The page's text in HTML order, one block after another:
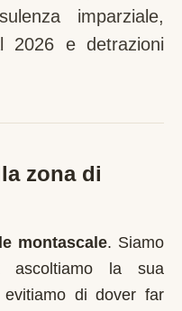
imparziale,
2026 e detrazioni
zona di
montascale. Siamo
ascoltiamo la sua
di dover far